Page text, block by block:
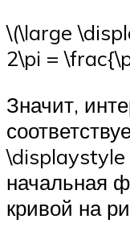
\(\large
2\pi =
Значит,
\displaystyle
начальная
кривой на